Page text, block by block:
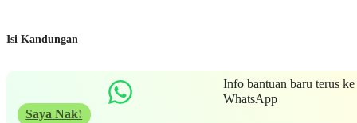
Isi Kandungan
Info bantuan baru terus ke
WhatsApp
Saya Nak!